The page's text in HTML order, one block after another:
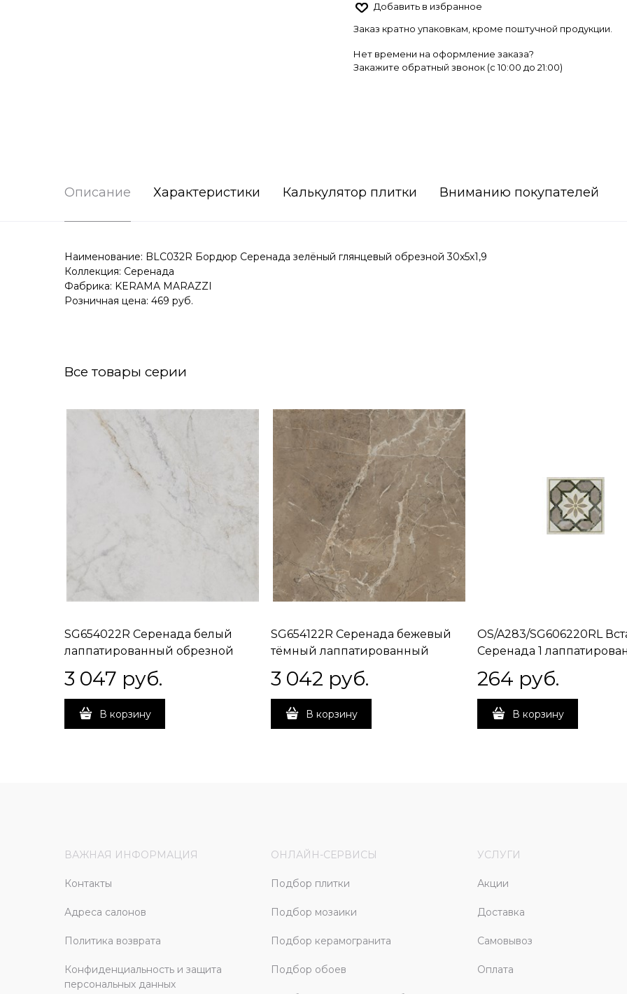
Добавить в избранное
Заказ кратно упаковкам, кроме поштучной продукции.
Нет времени на оформление заказа?
Закажите обратный звонок (c 10:00 до 21:00)
Описание Характеристики Калькулятор плитки Вниманию покупателей
Наименование: BLC032R Бордюр Серенада зелёный глянцевый обрезной 30x5x1,9
Коллекция: Серенада
Фабрика: KERAMA MARAZZI
Розничная цена: 469 руб.
Все товары серии
SG654022R Серенада белый
лаппатированный обрезной
3 047 руб.
В корзину
SG654122R Серенада бежевый
тёмный лаппатированный
обрезной 60x60x0,9
3 042 руб.
В корзину
OS/A283/SG606220RL
Серенада 1
обрезной 7,2x7,2x0,9
264 руб.
В корзину
ВАЖНАЯ ИНФОРМАЦИЯ
Контакты
Адреса салонов
Политика возврата
Конфиденциальность и защита
персональных данных
ОНЛАЙН-СЕРВИСЫ
Подбор плитки
Подбор мозаики
Подбор керамогранита
Подбор обоев
УСЛУГИ
Акции
Доставка
Самовывоз
Оплата